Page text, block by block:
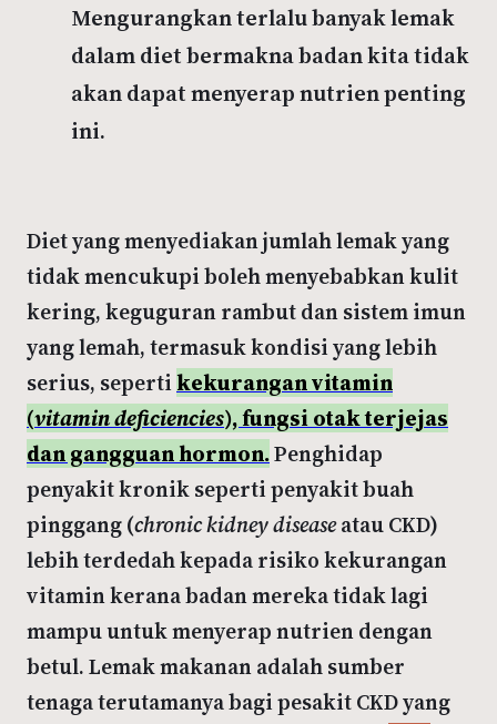
Mengurangkan terlalu banyak lemak
dalam diet bermakna badan kita tidak
akan dapat menyerap nutrien penting
ini.
Diet yang menyediakan jumlah lemak yang
tidak mencukupi boleh menyebabkan kulit
kering, keguguran rambut dan sistem imun
yang lemah, termasuk kondisi yang lebih
serius, sepertikekurangan vitamin
(vitamin deficiencies), fungsi otak terjejas
dan gangguan hormon.Penghidap
penyakit kronik seperti penyakit buah
pinggang (chronic kidney diseaseatau CKD)
lebih terdedah kepada risiko kekurangan
vitamin kerana badan mereka tidak lagi
mampu untuk menyerap nutrien dengan
betul. Lemak makanan adalah sumber
tenaga terutamanya bagi pesakit CKD yang